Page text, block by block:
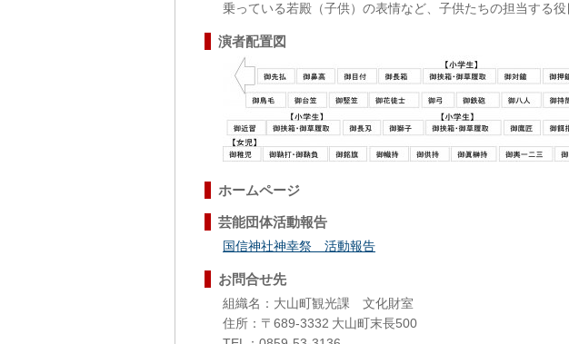
乗っている若殿（子供）の表情など、子供たちの担当する
演者配置図
ホームページ
芸能団体活動報告
国信神社神幸祭 活動報告
お問合せ先
組織名：大山町観光課 文化財室
住所：〒689-3332 大山町末長500